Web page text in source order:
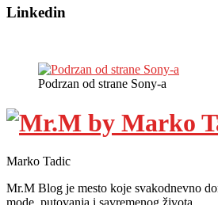
Linkedin
Podrzan od strane Sony-a
Marko Tadic
Mr.M Blog je mesto koje svakodnevno